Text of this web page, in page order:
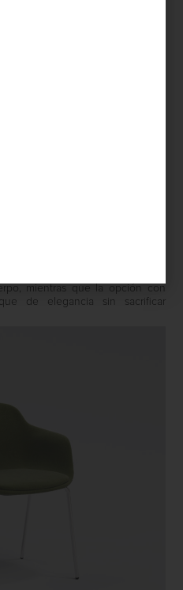
mientras que la opción con
de elegancia sin sacrificar